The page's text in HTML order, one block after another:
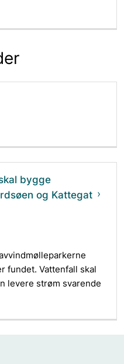
bygge
og Kattegat
fundet. Vattenfall skal
levere strøm svarende